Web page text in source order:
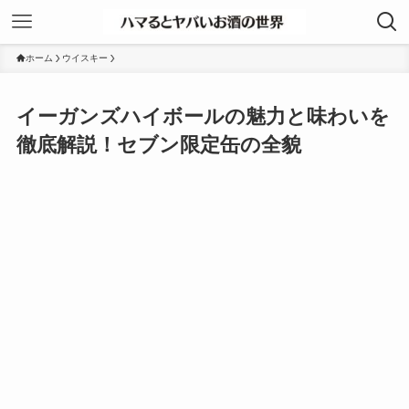
ホーム ウイスキー
イーガンズハイボールの魅力と味わいを
徹底解説！セブン限定缶の全貌